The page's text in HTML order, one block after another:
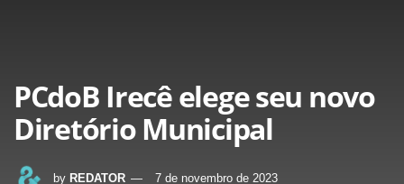
PCdoB Irecê elege seu novo
Diretório Municipal
by REDATOR 7 de novembro de 2023